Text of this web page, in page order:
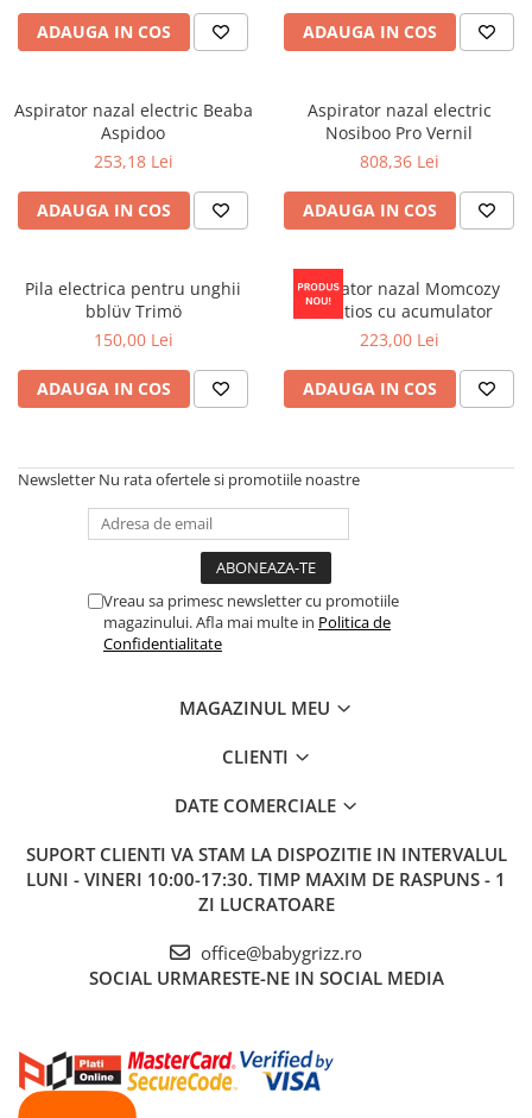
ADAUGA IN COS ADAUGA IN COS
Aspirator nazal electric Beaba
Aspidoo
253,18 Lei
ADAUGA IN COS
Aspirator nazal electric
Nosiboo Pro Vernil
808,36 Lei
ADAUGA IN COS
Pila electrica pentru unghii
bblüv Trimö
150,00 Lei
ADAUGA IN COS
Aspirator nazal Momcozy
silentios cu acumulator
223,00 Lei
ADAUGA IN COS
Newsletter Nu rata ofertele si promotiile noastre
Vreau sa primesc newsletter cu promotiile
magazinului. Afla mai multe in Politica de
Confidentialitate
MAGAZINUL MEU
CLIENTI
DATE COMERCIALE
SUPORT CLIENTI VA STAM LA DISPOZITIE IN INTERVALUL
LUNI - VINERI 10:00-17:30. TIMP MAXIM DE RASPUNS - 1
ZI LUCRATOARE
office@babygrizz.ro
SOCIAL URMARESTE-NE IN SOCIAL MEDIA